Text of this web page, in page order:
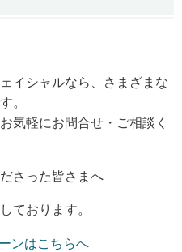
イシャルなら、さまざまな
。
気軽にお問合せ・ご相談く
さった皆さまへ
ております。
ンはこちらへ